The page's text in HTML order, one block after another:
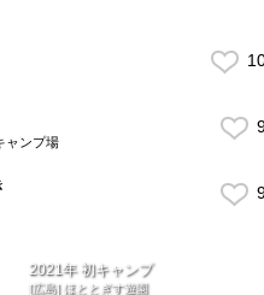
ャンプ場
2021年 初キャンプ
[広島] ほととぎす遊園